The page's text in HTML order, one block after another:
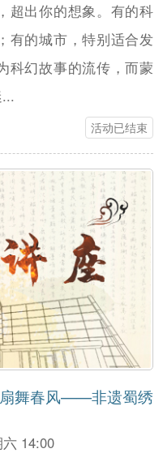
超出你的想象。有的科
有的城市，特别适合发
科幻故事的流传，而蒙
活动已结束
舞春风——非遗蜀绣
14:00